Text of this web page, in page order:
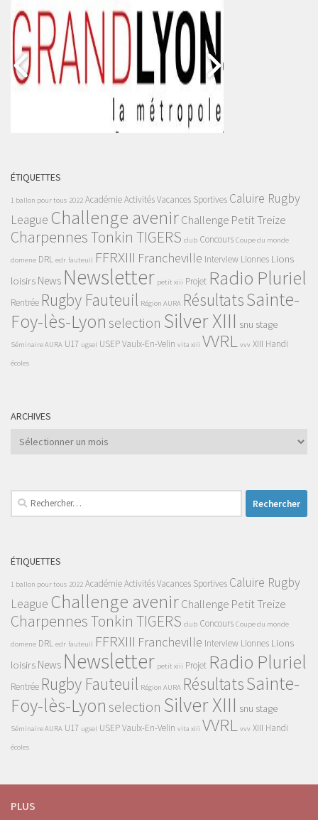
ÉTIQUETTES
1 ballon pour tous 2022 AcadémieActivités Vacances Sportives Caluire Rugby
League Challenge avenirChallenge Petit Treize
Charpennes Tonkin TIGERS club Concours Coupe du monde
domene DRL edr fauteuil FFRXIII Francheville Interview Lionnes Lions
loisirs News Newsletter petit xiii Projet Radio Pluriel
Rentrée Rugby Fauteuil Région AURA RésultatsSainte-
Foy-lès-Lyon selection Silver XIII snu stage
Séminaire AURA U17 ugsel USEPVaulx-En-Velin vita xiii VVRL vvv XIII Handi
écoles
ARCHIVES
Archives
Rechercher :
ÉTIQUETTES
1 ballon pour tous 2022 AcadémieActivités Vacances Sportives Caluire Rugby
League Challenge avenirChallenge Petit Treize
Charpennes Tonkin TIGERS club Concours Coupe du monde
domene DRL edr fauteuil FFRXIII Francheville Interview Lionnes Lions
loisirs News Newsletter petit xiii Projet Radio Pluriel
Rentrée Rugby Fauteuil Région AURA RésultatsSainte-
Foy-lès-Lyon selection Silver XIII snu stage
Séminaire AURA U17 ugsel USEPVaulx-En-Velin vita xiii VVRL vvv XIII Handi
écoles
PLUS